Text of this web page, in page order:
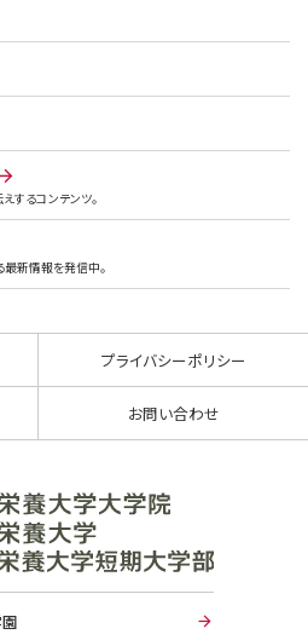
するコンテンツ。
新情報を発信中。
プライバシーポリシー
お問い合わせ